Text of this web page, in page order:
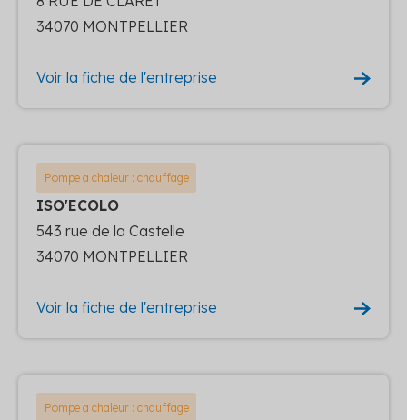
34070 MONTPELLIER
Voir la fiche de l'entreprise
Pompe a chaleur : chauffage
ISO'ECOLO
543 rue de la Castelle
34070 MONTPELLIER
Voir la fiche de l'entreprise
Pompe a chaleur : chauffage